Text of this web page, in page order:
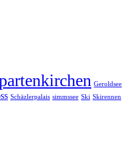
Geroldsee
Schäzlerpalais simmssee Ski Skirennen